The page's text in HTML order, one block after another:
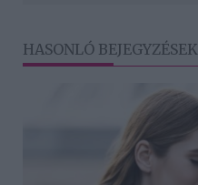
HASONLÓ BEJEGYZÉSEK